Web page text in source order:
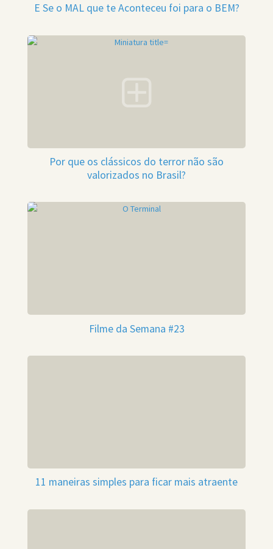
E Se o MAL que te Aconteceu foi para o BEM?
Por que os clássicos do terror não são
valorizados no Brasil?
Filme da Semana #23
11 maneiras simples para ficar mais atraente